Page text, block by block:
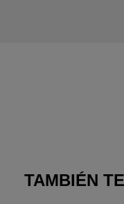
TAMBIÉN